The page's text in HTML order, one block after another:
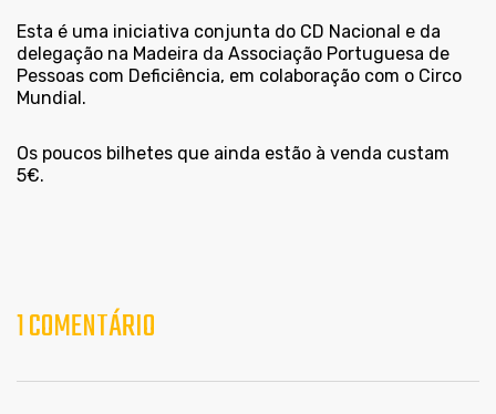
Esta é uma iniciativa conjunta do CD Nacional e da
delegação na Madeira da Associação Portuguesa de
Pessoas com Deficiência, em colaboração com o Circo
Mundial.
Os poucos bilhetes que ainda estão à venda custam
5€.
1 COMENTÁRIO